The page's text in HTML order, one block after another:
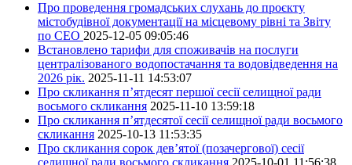
Про проведення громадських слухань до проєкту
містобудівної документації на місцевому рівні та Звіту
по СЕО 2025-12-05 09:05:46
Встановлено тарифи для споживачів на послуги
централізованого водопостачання та водовідведення на
2026 рік. 2025-11-11 14:53:07
Про скликання п’ятдесят першої сесії селищної ради
восьмого скликання 2025-11-10 13:59:18
Про скликання п’ятдесятої сесії селищної ради восьмого
скликання 2025-10-13 11:53:35
Про скликання сорок дев’ятої (позачергової) сесії
селищної ради восьмого скликання 2025-10-01 11:56:38